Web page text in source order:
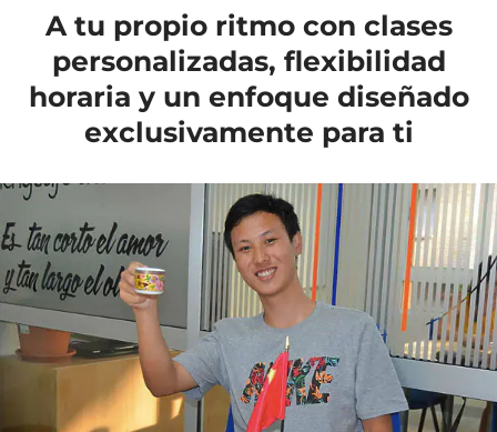
A tu propio ritmo con clases
personalizadas, flexibilidad
horaria y un enfoque diseñado
exclusivamente para ti